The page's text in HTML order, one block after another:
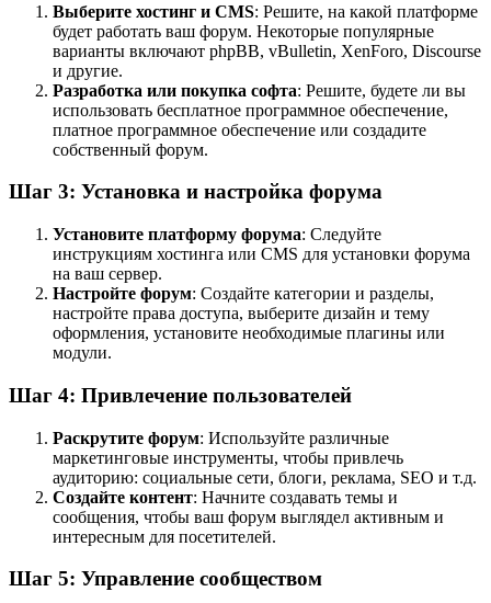
Выберите хостинг и CMS: Решите, на какой платформе
будет работать ваш форум. Некоторые популярные
варианты включают phpBB, vBulletin, XenForo, Discourse
и другие.
Разработка или покупка софта: Решите, будете ли вы
использовать бесплатное программное обеспечение,
платное программное обеспечение или создадите
собственный форум.
Шаг 3: Установка и настройка форума
Установите платформу форума: Следуйте
инструкциям хостинга или CMS для установки форума
на ваш сервер.
Настройте форум: Создайте категории и разделы,
настройте права доступа, выберите дизайн и тему
оформления, установите необходимые плагины или
модули.
Шаг 4: Привлечение пользователей
Раскрутите форум: Используйте различные
маркетинговые инструменты, чтобы привлечь
аудиторию: социальные сети, блоги, реклама, SEO и т.д.
Создайте контент: Начните создавать темы и
сообщения, чтобы ваш форум выглядел активным и
интересным для посетителей.
Шаг 5: Управление сообществом